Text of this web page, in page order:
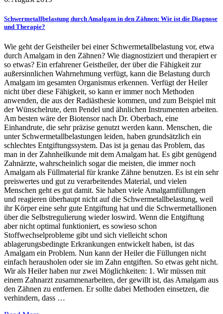
Schwermetallbelastung durch Amalgam in den Zähnen: Wie ist die Diagnose
und Therapie?
Wie geht der Geistheiler bei einer Schwermetallbelastung vor, etwa
durch Amalgam in den Zähnen? Wie diagnostiziert und therapiert er
so etwas? Ein erfahrener Geistheiler, der über die Fähigkeit zur
außersinnlichen Wahrnehmung verfügt, kann die Belastung durch
Amalgam im gesamten Organismus erkennen. Verfügt der Heiler
nicht über diese Fähigkeit, so kann er immer noch Methoden
anwenden, die aus der Radiästhesie kommen, und zum Beispiel mit
der Wünschelrute, dem Pendel und ähnlichen Instrumenten arbeiten.
Am besten wäre der Biotensor nach Dr. Oberbach, eine
Einhandrute, die sehr präzise genutzt werden kann. Menschen, die
unter Schwermetallbelastungen leiden, haben grundsätzlich ein
schlechtes Entgiftungssystem. Das ist ja genau das Problem, das
man in der Zahnheilkunde mit dem Amalgam hat. Es gibt genügend
Zahnärzte, wahrscheinlich sogar die meisten, die immer noch
Amalgam als Füllmaterial für kranke Zähne benutzen. Es ist ein sehr
preiswertes und gut zu verarbeitendes Material, und vielen
Menschen geht es gut damit. Sie haben viele Amalgamfüllungen
und reagieren überhaupt nicht auf die Schwermetallbelastung, weil
ihr Körper eine sehr gute Entgiftung hat und die Schwermetallionen
über die Selbstregulierung wieder loswird. Wenn die Entgiftung
aber nicht optimal funktioniert, es sowieso schon
Stoffwechselprobleme gibt und sich vielleicht schon
ablagerungsbedingte Erkrankungen entwickelt haben, ist das
Amalgam ein Problem. Nun kann der Heiler die Füllungen nicht
einfach herausholen oder sie im Zahn entgiften. So etwas geht nicht.
Wir als Heiler haben nur zwei Möglichkeiten: 1. Wir müssen mit
einem Zahnarzt zusammenarbeiten, der gewillt ist, das Amalgam aus
den Zähnen zu entfernen. Er sollte dabei Methoden einsetzen, die
verhindern, dass …